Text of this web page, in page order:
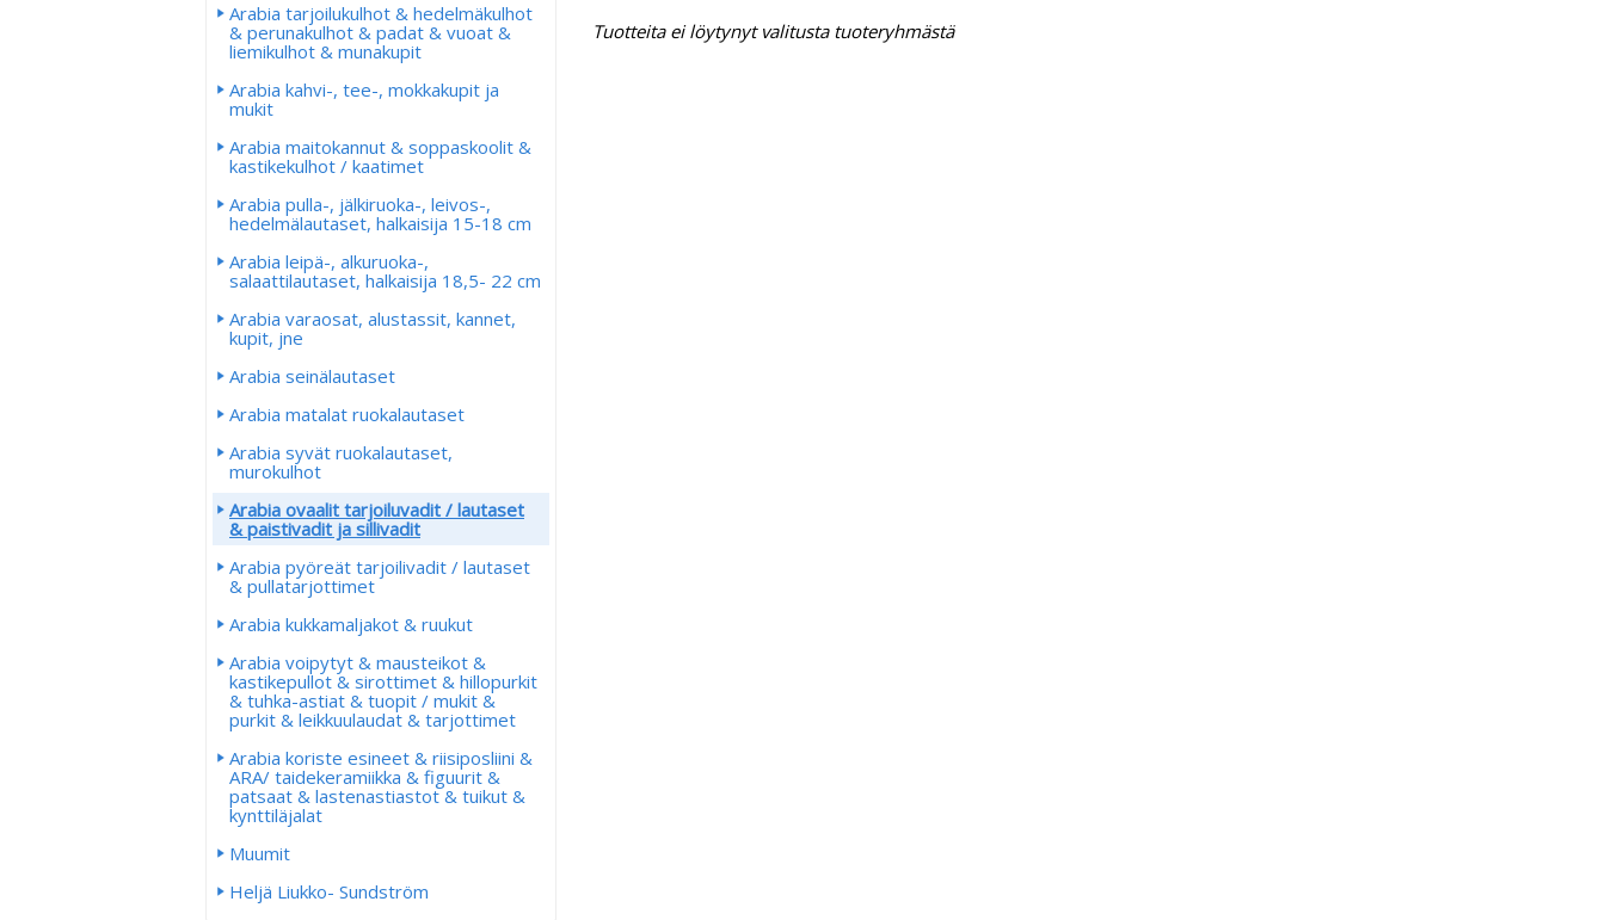
Tuotteita ei löytynyt valitusta tuoteryhmästä
Arabia tarjoilukulhot & hedelmäkulhot
& perunakulhot & padat & vuoat &
liemikulhot & munakupit
Arabia kahvi-, tee-, mokkakupit ja
mukit
Arabia maitokannut & soppaskoolit &
kastikekulhot / kaatimet
Arabia pulla-, jälkiruoka-, leivos-,
hedelmälautaset, halkaisija 15-18 cm
Arabia leipä-, alkuruoka-,
salaattilautaset, halkaisija 18,5- 22 cm
Arabia varaosat, alustassit, kannet,
kupit, jne
Arabia seinälautaset
Arabia matalat ruokalautaset
Arabia syvät ruokalautaset,
murokulhot
Arabia ovaalit tarjoiluvadit / lautaset
& paistivadit ja sillivadit
Arabia pyöreät tarjoilivadit / lautaset
& pullatarjottimet
Arabia kukkamaljakot & ruukut
Arabia voipytyt & mausteikot &
kastikepullot & sirottimet & hillopurkit
& tuhka-astiat & tuopit / mukit &
purkit & leikkuulaudat & tarjottimet
Arabia koriste esineet & riisiposliini &
ARA/ taidekeramiikka & figuurit &
patsaat & lastenastiastot & tuikut &
kynttiläjalat
Muumit
Heljä Liukko- Sundström